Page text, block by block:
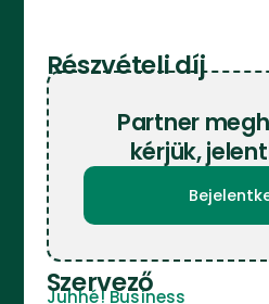
Részvételi díj
Partner
kérjük,
Szervező
Juhhé! Business